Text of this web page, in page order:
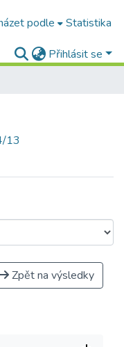
podle Statistika
Přihlásit se
13
Zpět na výsledky